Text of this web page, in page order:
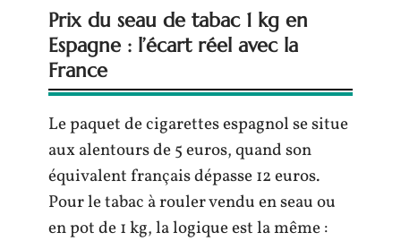
Prix du seau de tabac 1 kg en
Espagne : l’écart réel avec la
France
Le paquet de cigarettes espagnol se situe
aux alentours de 5 euros, quand son
équivalent français dépasse 12 euros.
Pour le tabac à rouler vendu en seau ou
en pot de 1 kg, la logique est la même :